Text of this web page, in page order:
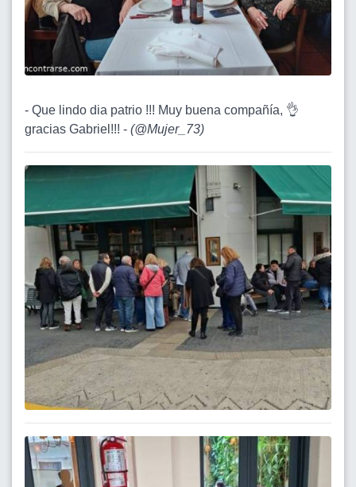
- Que lindo dia patrio !!! Muy buena compañía, 👌
gracias Gabriel!!! - (@Mujer_73)